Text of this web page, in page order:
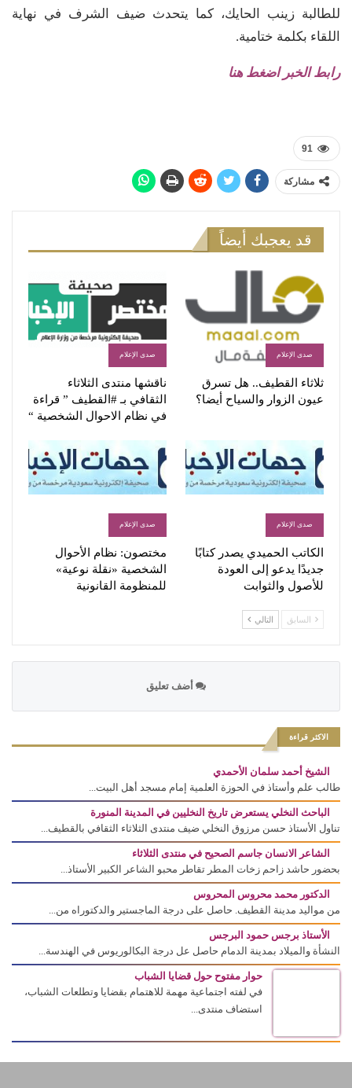
للطالبة زينب الحايك، كما يتحدث ضيف الشرف في نهاية
اللقاء بكلمة ختامية.
رابط الخبر اضغط هنا
91
مشاركة
قد يعجبك أيضاً
صدى الإعلام
ثلاثاء القطيف.. هل تسرق
عيون الزوار والسياح أيضا؟
صدى الإعلام
ناقشها منتدى الثلاثاء
الثقافي بـ #القطيف ” قراءة
في نظام الاحوال الشخصية “
صدى الإعلام
الكاتب الحميدي يصدر كتابًا
جديدًا يدعو إلى العودة
للأصول والثوابت
صدى الإعلام
مختصون: نظام الأحوال
الشخصية «نقلة نوعية»
للمنظومة القانونية
السابق التالي
أضف تعليق
الاكثر قراءة
الشيخ أحمد سلمان الأحمدي
طالب علم وأستاذ في الحوزة العلمية إمام مسجد أهل البيت...
الباحث النخلي يستعرض تاريخ النخليين في المدينة المنورة
تناول الأستاذ حسن مرزوق النخلي ضيف منتدى الثلاثاء الثقافي بالقطيف...
الشاعر الانسان جاسم الصحيح في منتدى الثلاثاء
بحضور حاشد زاحم زخات المطر تقاطر محبو الشاعر الكبير الأستاذ...
الدكتور محمد محروس المحروس
من مواليد مدينة القطيف. حاصل على درجة الماجستير والدكتوراه من...
الأستاذ برجس حمود البرجس
النشأة والميلاد بمدينة الدمام حاصل عل درجة البكالوريوس في الهندسة...
حوار مفتوح حول قضايا الشباب
في لفته اجتماعية مهمة للاهتمام بقضايا وتطلعات الشباب،
استضاف منتدى...